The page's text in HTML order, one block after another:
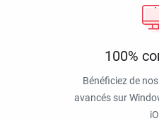
100%
Bénéficiez de
avancés sur